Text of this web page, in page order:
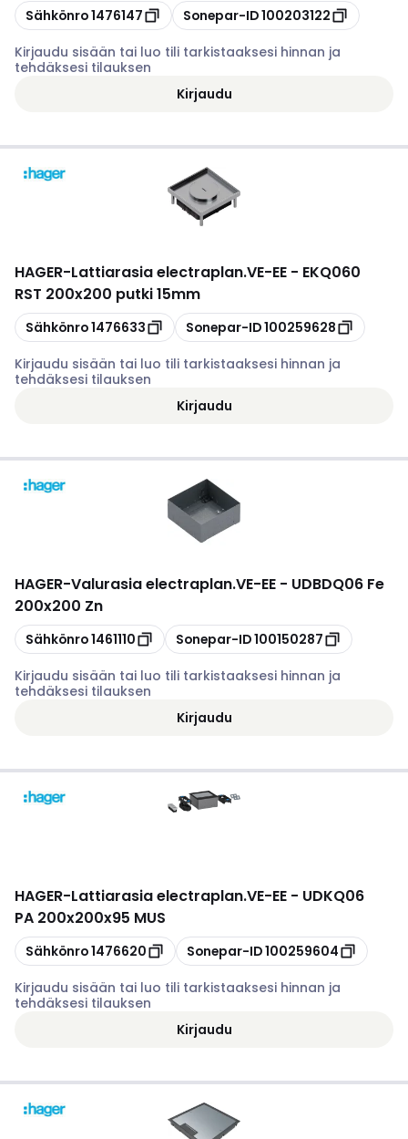
Kopioi
Sähkönro1476147 Kopioi
Sonepar-ID100203122
Kirjaudu sisään tai luo tili tarkistaaksesi hinnan ja
tehdäksesi tilauksen
Kirjaudu
HAGER-Lattiarasia electraplan.VE-EE - EKQ060
RST 200x200 putki 15mm
Kopioi
Sähkönro1476633 Kopioi
Sonepar-ID100259628
Kirjaudu sisään tai luo tili tarkistaaksesi hinnan ja
tehdäksesi tilauksen
Kirjaudu
HAGER-Valurasia electraplan.VE-EE - UDBDQ06 Fe
200x200 Zn
Kopioi
Sähkönro1461110 Kopioi
Sonepar-ID100150287
Kirjaudu sisään tai luo tili tarkistaaksesi hinnan ja
tehdäksesi tilauksen
Kirjaudu
HAGER-Lattiarasia electraplan.VE-EE - UDKQ06
PA 200x200x95 MUS
Kopioi
Sähkönro1476620 Kopioi
Sonepar-ID100259604
Kirjaudu sisään tai luo tili tarkistaaksesi hinnan ja
tehdäksesi tilauksen
Kirjaudu